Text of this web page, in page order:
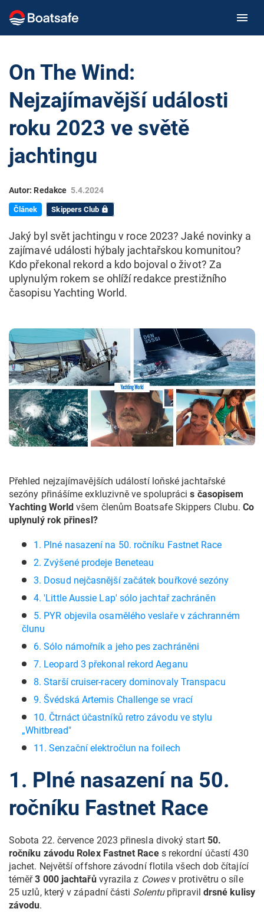
On The Wind:
Nejzajímavější události
roku 2023 ve světě
jachtingu
Autor: Redakce 5.4.2024
Článek Skippers Club lock
Jaký byl svět jachtingu v roce 2023? Jaké novinky a
zajímavé události hýbaly jachtařskou komunitou?
Kdo překonal rekord a kdo bojoval o život? Za
uplynulým rokem se ohlíží redakce prestižního
časopisu Yachting World.
Přehled nejzajímavějších událostí loňské jachtařské
sezóny přinášíme exkluzivně ve spoluprácis časopisem
Yachting World všem členům Boatsafe Skippers Clubu.Co
uplynulý rok přinesl?
1. Plné nasazení na 50. ročníku Fastnet Race
2. Zvýšené prodeje Beneteau
3. Dosud nejčasnější začátek bouřkové sezóny
4. 'Little Aussie Lap' sólo jachtař zachráněn
5. PYR objevila osamělého veslaře v záchranném
člunu
6. Sólo námořník a jeho pes zachráněni
7. Leopard 3 překonal rekord Aeganu
8. Starší cruiser-racery dominovaly Transpacu
9. Švédská Artemis Challenge se vrací
10. Čtrnáct účastníků retro závodu ve stylu
„Whitbread"
11. Senzační elektročlun na foilech
1. Plné nasazení na 50.
ročníku Fastnet Race
Sobota 22. července 2023 přinesla divoký start 50.
ročníku závodu Rolex Fastnet Races rekordní účastí 430
jachet. Největší offshore závodní flotila všech dob čítající
téměř3 000 jachtařůvyrazila z Cowesv protivětru o síle
25 uzlů, který v západní části Solentupřipravil drsné kulisy
závodu.